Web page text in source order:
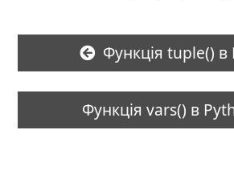
Функція tuple() в
Функція vars() в